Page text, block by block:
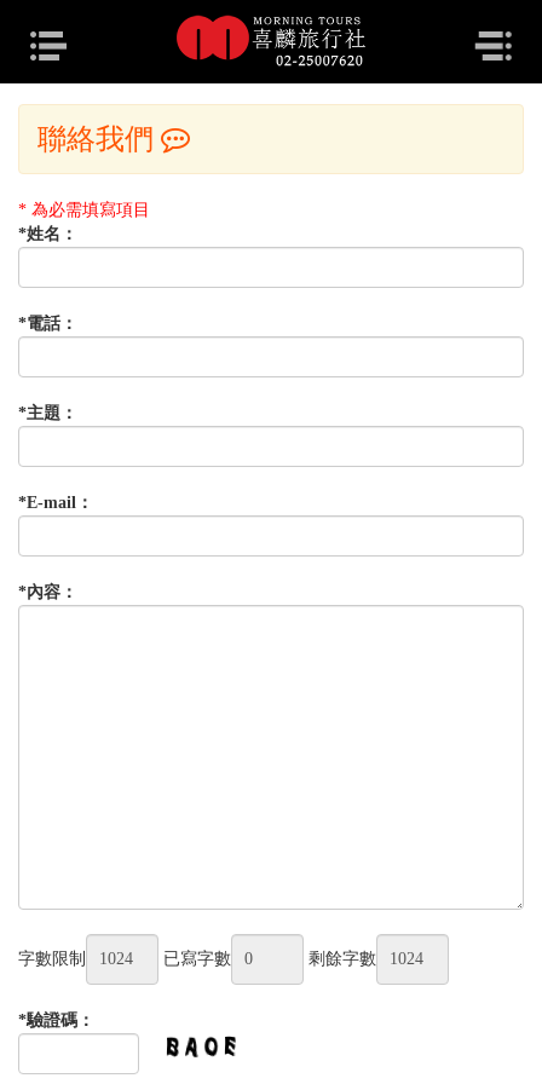
目前位置： 聯絡我們
聯絡我們
* 為必需填寫項目
*姓名：
*電話：
*主題：
*E-mail：
*內容：
字數限制 已寫字數 剩餘字數
*驗證碼：